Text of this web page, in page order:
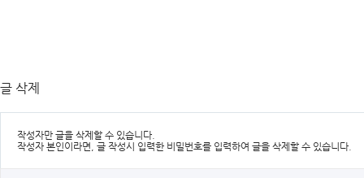
글 삭제
작성자만 글을 삭제할 수 있습니다.
작성자 본인이라면, 글 작성시 입력한 비밀번호를 입력하여 글을 삭제할 수 있습니다.